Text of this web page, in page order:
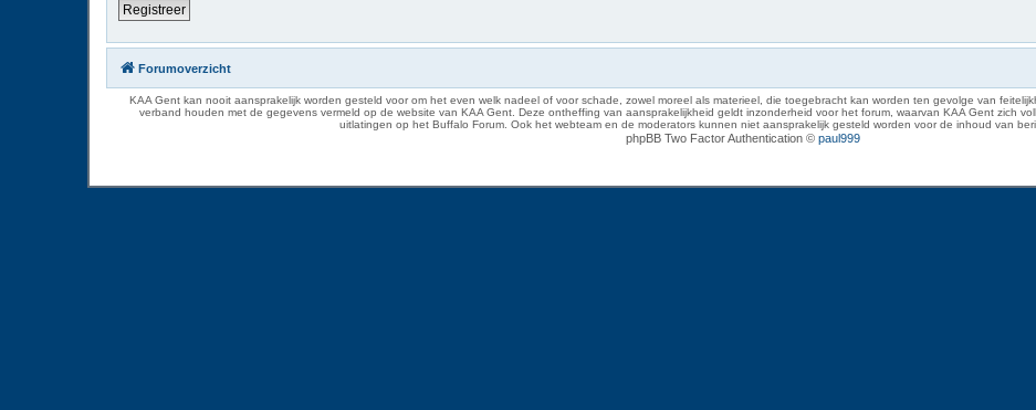
Registreer
Forumoverzicht
KAA Gent kan nooit aansprakelijk worden gesteld voor om het even welk nadeel of voor schade, zowel moreel als materieel, die toegebracht kan worden ten gevolge van
verband houden met de gegevens vermeld op de website van KAA Gent. Deze ontheffing van aansprakelijkheid geldt inzonderheid voor het forum, waarvan KAA Gent zich
uitlatingen op het Buffalo Forum. Ook het webteam en de moderators kunnen niet aansprakelijk gesteld worden voor de inhoud van
phpBB Two Factor Authentication © paul999